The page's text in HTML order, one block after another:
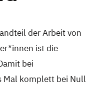
der Arbeit von
ist die
bei
Mal komplett bei Null